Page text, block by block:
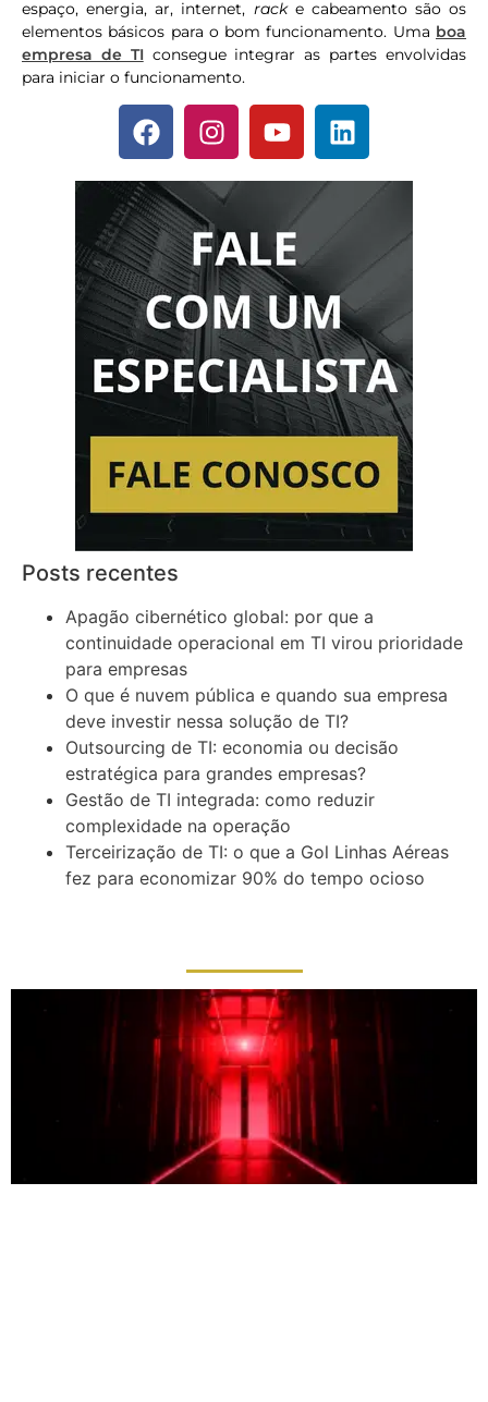
espaço, energia, ar, internet, racke cabeamento são os
elementos básicos para o bom funcionamento. Uma boa
empresa de TIconsegue integrar as partes envolvidas
para iniciar o funcionamento.
Posts recentes
Apagão cibernético global: por que a
continuidade operacional em TI virou prioridade
para empresas
O que é nuvem pública e quando sua empresa
deve investir nessa solução de TI?
Outsourcing de TI: economia ou decisão
estratégica para grandes empresas?
Gestão de TI integrada: como reduzir
complexidade na operação
Terceirização de TI: o que a Gol Linhas Aéreas
fez para economizar 90% do tempo ocioso